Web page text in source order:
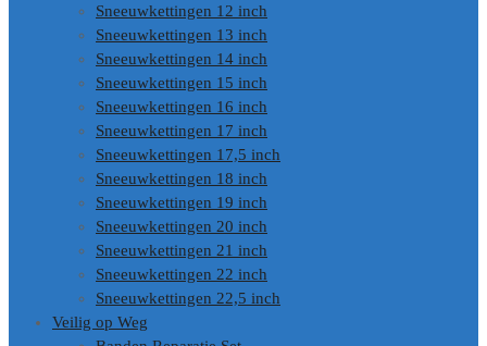
Sneeuwkettingen 12 inch
Sneeuwkettingen 13 inch
Sneeuwkettingen 14 inch
Sneeuwkettingen 15 inch
Sneeuwkettingen 16 inch
Sneeuwkettingen 17 inch
Sneeuwkettingen 17,5 inch
Sneeuwkettingen 18 inch
Sneeuwkettingen 19 inch
Sneeuwkettingen 20 inch
Sneeuwkettingen 21 inch
Sneeuwkettingen 22 inch
Sneeuwkettingen 22,5 inch
Veilig op Weg